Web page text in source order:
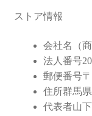
お買い物ガイド
LINEでお問い合
ストア情報
会社名（
法人番号
郵便番号
住所群馬
代表者山